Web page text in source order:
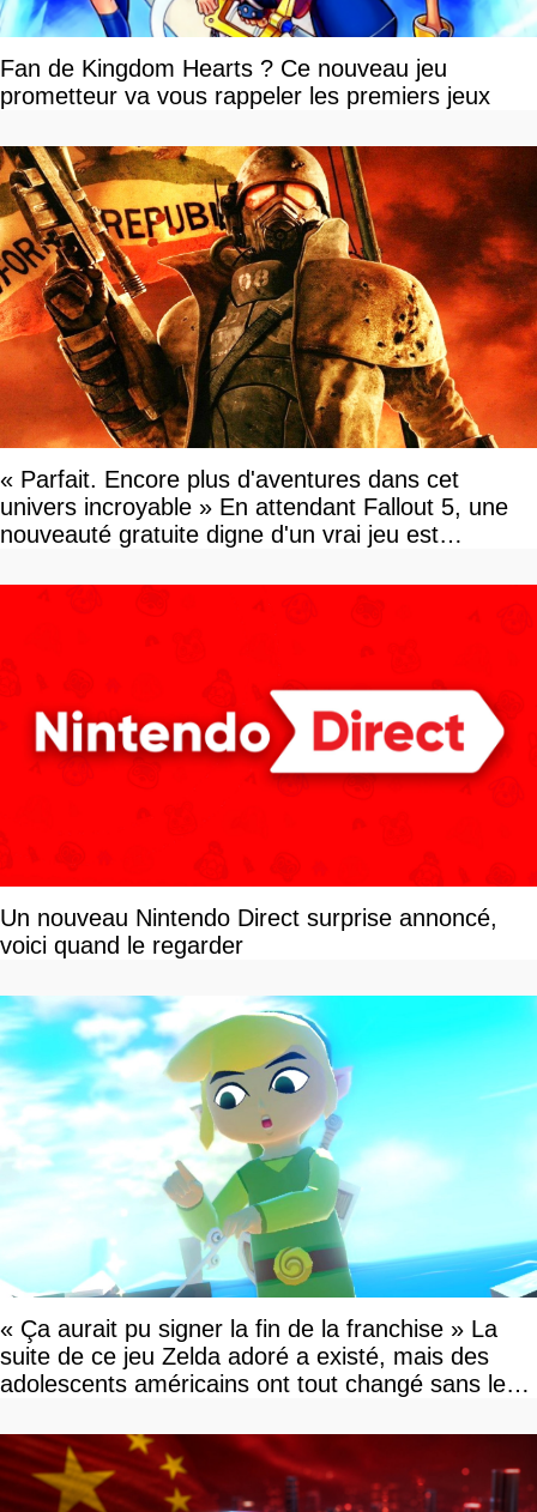
Fan de Kingdom Hearts ? Ce nouveau jeu
prometteur va vous rappeler les premiers jeux
« Parfait. Encore plus d'aventures dans cet
univers incroyable » En attendant Fallout 5, une
nouveauté gratuite digne d'un vrai jeu est
Un nouveau Nintendo Direct surprise annoncé,
voici quand le regarder
« Ça aurait pu signer la fin de la franchise » La
suite de ce jeu Zelda adoré a existé, mais des
adolescents américains ont tout changé sans le